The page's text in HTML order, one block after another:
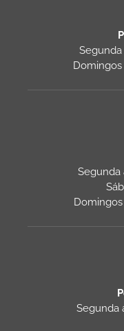
Segunda
Segunda